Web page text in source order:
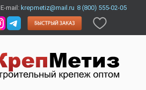
E-mail: krepmetiz@mail.ru 8 (800) 555-02-05